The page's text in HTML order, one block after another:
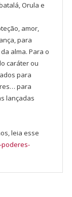
Orula e
amor,
para
alma. Para o
caráter ou
para
para
lançadas
leia esse